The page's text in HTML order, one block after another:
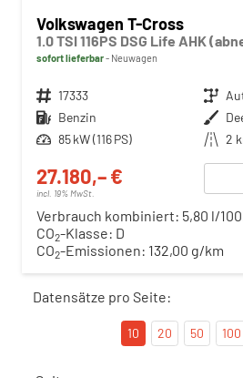
Volkswagen T-Cross
sofort lieferbar Neuwagen
Fahrzeugnr. 17333 Getriebe
Kraftstoff Benzin Außenfarbe
Leistung 85 kW (116 PS) Kilometerstand 2
27.180,– €
incl. 19% MwSt.
Verbrauch kombiniert: 5,80 l/
CO2-Klasse: D
CO2-Emissionen: 132,00 g/km
Datensätze pro Seite:
10 20 50 100